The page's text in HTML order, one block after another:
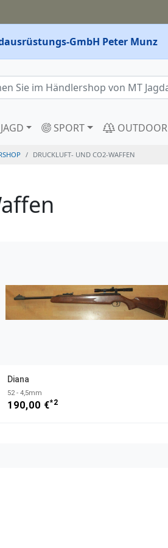
GmbH Peter Munz
SPORT OUTDOOR
DRUCKLUFT- UND CO2-WAFFEN
Diana
52 - 4,5mm
190,00 €*2